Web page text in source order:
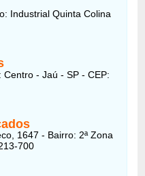
Industrial Quinta Colina
- Jaú - SP - CEP:
1647 - Bairro: 2ª Zona
700